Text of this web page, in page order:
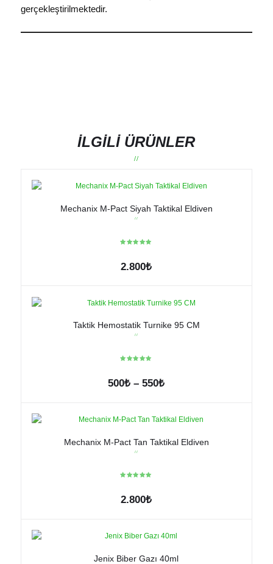
gerçekleştirilmektedir.
İLGILI ÜRÜNLER
Mechanix M-Pact Siyah Taktikal Eldiven
2.800₺
Taktik Hemostatik Turnike 95 CM
500₺ –550₺Fiyat
-
birden
Seçenekler
sayfasından
Mechanix M-Pact Tan Taktikal Eldiven
2.800₺
Jenix Biber Gazı 40ml